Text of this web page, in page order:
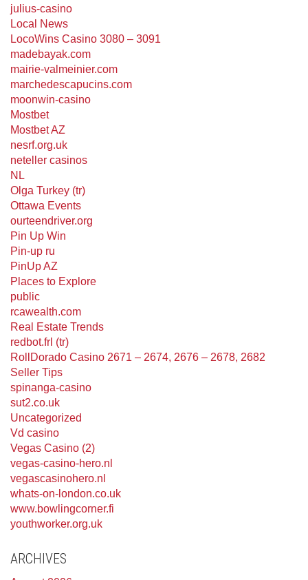
julius-casino
Local News
LocoWins Casino 3080 – 3091
madebayak.com
mairie-valmeinier.com
marchedescapucins.com
moonwin-casino
Mostbet
Mostbet AZ
nesrf.org.uk
neteller casinos
NL
Olga Turkey (tr)
Ottawa Events
ourteendriver.org
Pin Up Win
Pin-up ru
PinUp AZ
Places to Explore
public
rcawealth.com
Real Estate Trends
redbot.frl (tr)
RollDorado Casino 2671 – 2674, 2676 – 2678, 2682
Seller Tips
spinanga-casino
sut2.co.uk
Uncategorized
Vd casino
Vegas Casino (2)
vegas-casino-hero.nl
vegascasinohero.nl
whats-on-london.co.uk
www.bowlingcorner.fi
youthworker.org.uk
ARCHIVES